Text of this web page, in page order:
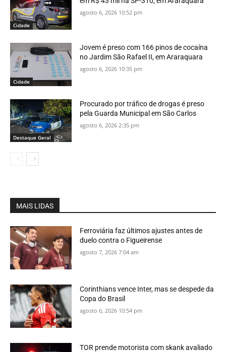
Cidade
agosto 6, 2026 10:52 pm
Cidade
Jovem é preso com 166 pinos de cocaína
no Jardim São Rafael II, em Araraquara
agosto 6, 2026 10:35 pm
Destaque Geral
Procurado por tráfico de drogas é preso
pela Guarda Municipal em São Carlos
agosto 6, 2026 2:35 pm
MAIS LIDAS
Ferroviária faz últimos ajustes antes de
duelo contra o Figueirense
agosto 7, 2026 7:04 am
Corinthians vence Inter, mas se despede da
Copa do Brasil
agosto 6, 2026 10:54 pm
TOR prende motorista com skank avaliado